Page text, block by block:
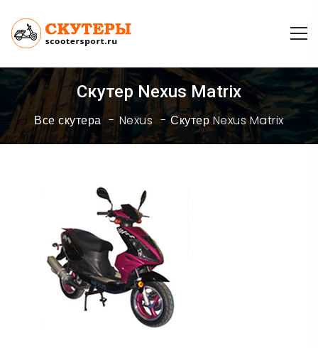
Скутер Nexus Matrix
Все скутера Nexus Скутер Nexus Matrix